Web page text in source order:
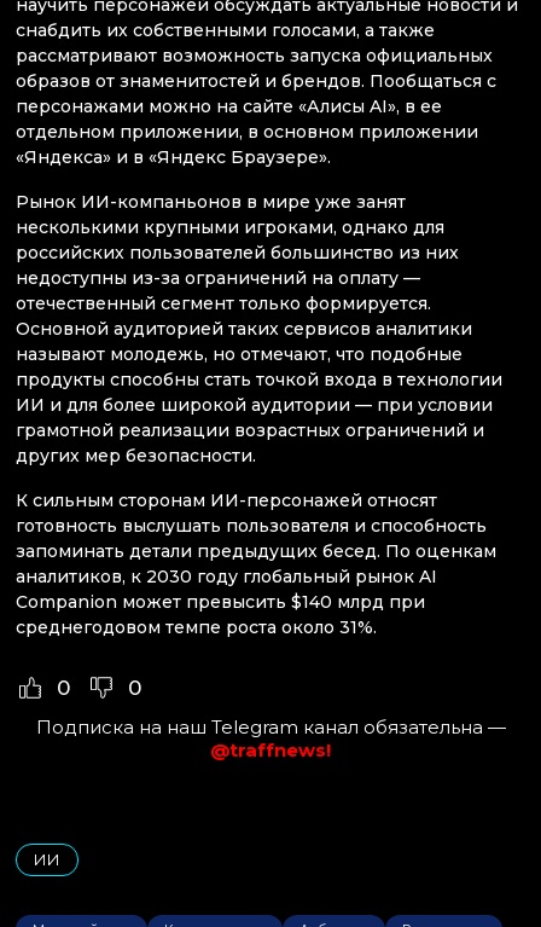
снабдить их собственными голосами, а также
рассматривают возможность запуска официальных
образов от знаменитостей и брендов. Пообщаться с
персонажами можно на сайте «Алисы AI», в ее
отдельном приложении, в основном приложении
«Яндекса» и в «Яндекс Браузере».
Рынок ИИ-компаньонов в мире уже занят
несколькими крупными игроками, однако для
российских пользователей большинство из них
недоступны из-за ограничений на оплату —
отечественный сегмент только формируется.
Основной аудиторией таких сервисов аналитики
называют молодежь, но отмечают, что подобные
продукты способны стать точкой входа в технологии
ИИ и для более широкой аудитории — при условии
грамотной реализации возрастных ограничений и
других мер безопасности.
К сильным сторонам ИИ-персонажей относят
готовность выслушать пользователя и способность
запоминать детали предыдущих бесед. По оценкам
аналитиков, к 2030 году глобальный рынок AI
Companion может превысить $140 млрд при
среднегодовом темпе роста около 31%.
0 0
Подписка на наш Telegram канал обязательна —
@traffnews!
ИИ